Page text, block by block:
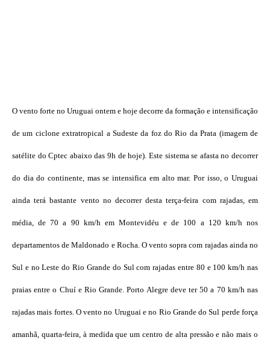
O vento forte no Uruguai ontem e hoje decorre da formação e intensificação
de um ciclone extratropical a Sudeste da foz do Rio da Prata (imagem de
satélite do Cptec abaixo das 9h de hoje). Este sistema se afasta no decorrer
do dia do continente, mas se intensifica em alto mar. Por isso, o Uruguai
ainda terá bastante vento no decorrer desta terça-feira com rajadas, em
média, de 70 a 90 km/h em Montevidéu e de 100 a 120 km/h nos
departamentos de Maldonado e Rocha. O vento sopra com rajadas ainda no
Sul e no Leste do Rio Grande do Sul com rajadas entre 80 e 100 km/h nas
praias entre o Chuí e Rio Grande. Porto Alegre deve ter 50 a 70 km/h nas
rajadas mais fortes. O vento no Uruguai e no Rio Grande do Sul perde força
amanhã, quarta-feira, à medida que um centro de alta pressão e não mais o